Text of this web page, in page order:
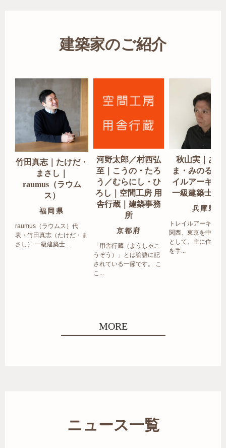
建築家のご紹介
竹田真志｜たけだ・
まさし｜
raumus（ラウム
ス）
福岡県
raumus（ラウムス）代
表・竹田真志（たけだ・ま
さし） 一級建築士 ...
河野太郎／村西弘
至｜こうの・たろ
う／むらにし・ひ
ろし｜空間工房 用
舎行蔵｜建築事務
所
京都府
「用舎行蔵（ようしゃこ
うぞう）」とは論語に記
されている一節です。 こ
こ...
秋山実｜あき
ま・みのる｜
イルアーキテ
一級建築士事
兵庫県
トレイルアーキテク
関西、東京を中心エ
として、主に住宅の
を手...
MORE
ニュース一覧